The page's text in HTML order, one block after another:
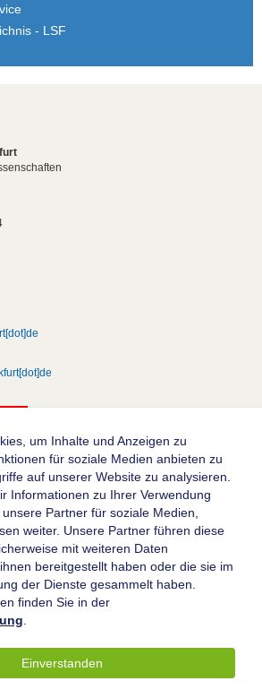
- LSF
Frankfurt am Main
Frankfurt am Main
um Inhalte und Anzeigen zu
für soziale Medien anbieten zu
auf unserer Website zu analysieren.
Informationen zu Ihrer Verwendung
Partner für soziale Medien,
weiter. Unsere Partner führen diese
mit weiteren Daten
bereitgestellt haben oder die sie im
der Dienste gesammelt haben.
finden Sie in der
Einverstanden